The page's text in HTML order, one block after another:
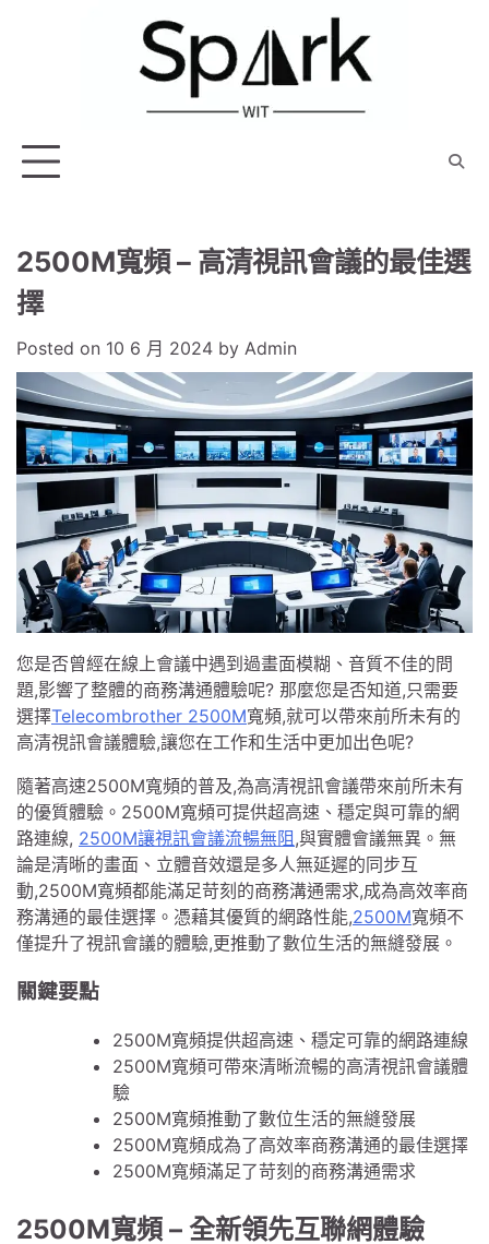
2500M寬頻 – 高清視訊會議的最佳選
擇
Posted on 10 6 月 2024 by Admin
您是否曾經在線上會議中遇到過畫面模糊、音質不佳的問
題,影響了整體的商務溝通體驗呢? 那麼您是否知道,只需要
選擇Telecombrother 2500M寬頻,就可以帶來前所未有的
高清視訊會議體驗,讓您在工作和生活中更加出色呢?
隨著高速2500M寬頻的普及,為高清視訊會議帶來前所未有
的優質體驗。2500M寬頻可提供超高速、穩定與可靠的網
路連線, 2500M讓視訊會議流暢無阻,與實體會議無異。無
論是清晰的畫面、立體音效還是多人無延遲的同步互
動,2500M寬頻都能滿足苛刻的商務溝通需求,成為高效率商
務溝通的最佳選擇。憑藉其優質的網路性能,2500M寬頻不
僅提升了視訊會議的體驗,更推動了數位生活的無縫發展。
關鍵要點
2500M寬頻提供超高速、穩定可靠的網路連線
2500M寬頻可帶來清晰流暢的高清視訊會議體
驗
2500M寬頻推動了數位生活的無縫發展
2500M寬頻成為了高效率商務溝通的最佳選擇
2500M寬頻滿足了苛刻的商務溝通需求
2500M寬頻 – 全新領先互聯網體驗